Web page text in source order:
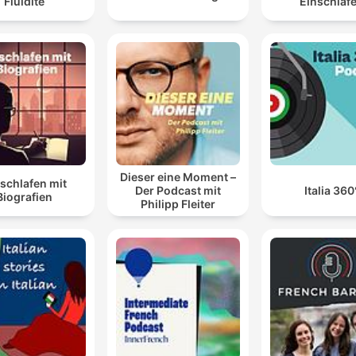
mit
Dieser eine Moment –
Der Podcast mit
Philipp Fleiter
Italia